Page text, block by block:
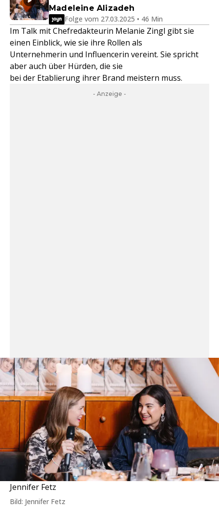
Madeleine Alizadeh
Folge vom 27.03.2025 • 46 Min
Im Talk mit Chefredakteurin Melanie Zingl gibt sie
einen Einblick, wie sie ihre Rollen als
Unternehmerin und Influencerin vereint. Sie spricht
aber auch über Hürden, die sie
bei der Etablierung ihrer Brand meistern muss.
- Anzeige -
Jennifer Fetz
Bild: Jennifer Fetz